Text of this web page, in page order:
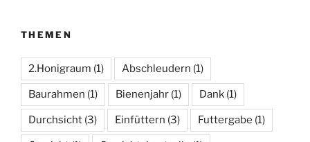
THEMEN
2.Honigraum (1) Abschleudern (1)
Baurahmen (1) Bienenjahr (1) Dank (1)
Durchsicht (3) Einfüttern (3) Futtergabe (1)